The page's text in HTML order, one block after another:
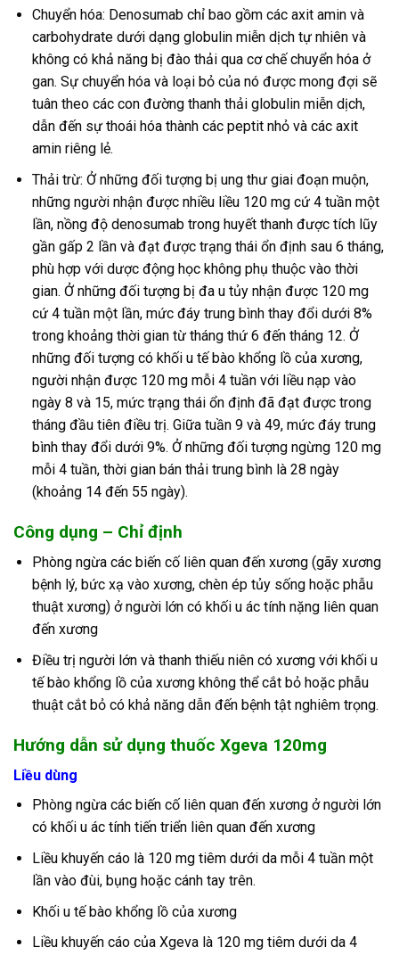
Chuyển hóa: Denosumab chỉ bao gồm các axit amin và
carbohydrate dưới dạng globulin miễn dịch tự nhiên và
không có khả năng bị đào thải qua cơ chế chuyển hóa ở
gan. Sự chuyển hóa và loại bỏ của nó được mong đợi sẽ
tuân theo các con đường thanh thải globulin miễn dịch,
dẫn đến sự thoái hóa thành các peptit nhỏ và các axit
amin riêng lẻ.
Thải trừ: Ở những đối tượng bị ung thư giai đoạn muộn,
những người nhận được nhiều liều 120 mg cứ 4 tuần một
lần, nồng độ denosumab trong huyết thanh được tích lũy
gần gấp 2 lần và đạt được trạng thái ổn định sau 6 tháng,
phù hợp với dược động học không phụ thuộc vào thời
gian. Ở những đối tượng bị đa u tủy nhận được 120 mg
cứ 4 tuần một lần, mức đáy trung bình thay đổi dưới 8%
trong khoảng thời gian từ tháng thứ 6 đến tháng 12. Ở
những đối tượng có khối u tế bào khổng lồ của xương,
người nhận được 120 mg mỗi 4 tuần với liều nạp vào
ngày 8 và 15, mức trạng thái ổn định đã đạt được trong
tháng đầu tiên điều trị. Giữa tuần 9 và 49, mức đáy trung
bình thay đổi dưới 9%. Ở những đối tượng ngừng 120 mg
mỗi 4 tuần, thời gian bán thải trung bình là 28 ngày
(khoảng 14 đến 55 ngày).
Công dụng – Chỉ định
Phòng ngừa các biến cố liên quan đến xương (gãy xương
bệnh lý, bức xạ vào xương, chèn ép tủy sống hoặc phẫu
thuật xương) ở người lớn có khối u ác tính nặng liên quan
đến xương
Điều trị người lớn và thanh thiếu niên có xương với khối u
tế bào khổng lồ của xương không thể cắt bỏ hoặc phẫu
thuật cắt bỏ có khả năng dẫn đến bệnh tật nghiêm trọng.
Hướng dẫn sử dụng thuốc Xgeva 120mg
Liều dùng
Phòng ngừa các biến cố liên quan đến xương ở người lớn
có khối u ác tính tiến triển liên quan đến xương
Liều khuyến cáo là 120 mg tiêm dưới da mỗi 4 tuần một
lần vào đùi, bụng hoặc cánh tay trên.
Khối u tế bào khổng lồ của xương
Liều khuyến cáo của Xgeva là 120 mg tiêm dưới da 4